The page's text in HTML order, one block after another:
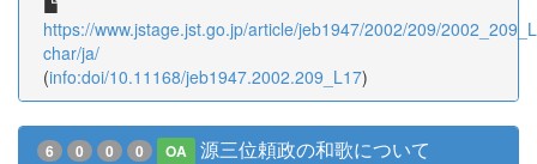
https://www.jstage.jst.go.jp/article/jeb1947/2002/209/
char/ja/
(info:doi/10.11168/jeb1947.2002.209_L17)
6 0 0 0 OA 源三位頼政の和歌について